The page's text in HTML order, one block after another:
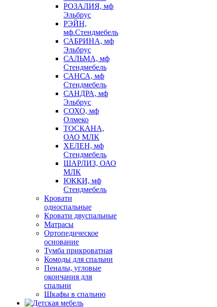
РОЗАЛИЯ, мф
Эльбрус
РЭЙН,
мф.Стендмебель
САБРИНА, мф
Эльбрус
САЛЬМА, мф
Стендмебель
САНСА, мф
Стендмебель
САНДРА, мф
Эльбрус
СОХО, мф
Олмеко
ТОСКАНА,
ОАО МЛК
ХЕЛЕН, мф
Стендмебель
ШАРЛИЗ, ОАО
МЛК
ЮККИ, мф
Стендмебель
Кровати
односпальные
Кровати двуспальные
Матрасы
Ортопедическое
основание
Тумба прикроватная
Комоды для спальни
Пеналы, угловые
окончания для
спальни
Шкафы в спальню